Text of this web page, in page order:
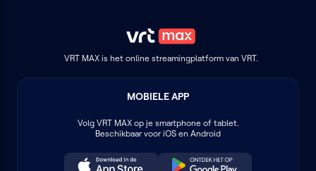
VRT MAX is het online streamingplatform van VRT.
MOBIELE APP
Volg VRT MAXop je smartphone of tablet.
Beschikbaar voor iOS en Android